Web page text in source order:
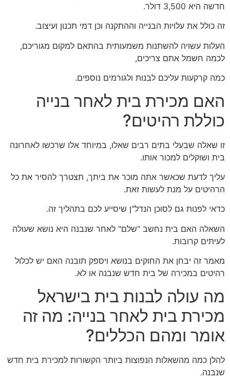
חדשה היא 3,500 דולר.
זה כולל את עלויות הבנייה וההתקנה וכן דמי תכנון ועיצוב.
העלות עשויה להשתנות משמעותית בהתאם למקום מגוריכם,
לכמה חשמל אתם צריכים,
כמה קרקעות עליכם לבנות ולגורמים נוספים.
האם מכירת בית לאחר בנייה
כוללת רהיטים?
זו שאלה שבעלי בתים רבים שאלו, במיוחד אלו שרכשו לאחרונה
בית ושוקלים למכור אותו.
עליך לדעת שכאשר אתה מוכר את ביתך, תצטרך להסיר את כל
הרהיטים על מנת לעשות זאת.
כדאי לפנות גם לסוכן הנדל"ן שיסייע לכם בתהליך זה.
השאלה האם בית נחשב "שלם" לאחר שנבנה היא נושא שעולה
לעיתים קרובות.
מאמר זה יבחן את החוקים בנושא ויספק תובנה האם יש לכלול
רהיטים במכירה של בית חדש שנבנה או לא.
מה עולה לבנות בית בישראל
מכירת בית לאחר בנייה: מה זה
אומר ומהם הכללים?
להלן כמה מהשאלות הנפוצות ביותר הקשורות למכירת בית חדש
שנבנה.